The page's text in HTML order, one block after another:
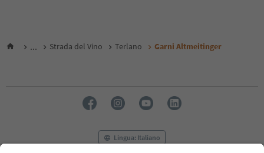
... Strada del Vino Terlano Garni Altmeitinger
Lingua: Italiano